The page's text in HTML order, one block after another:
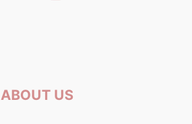
ABOUT US